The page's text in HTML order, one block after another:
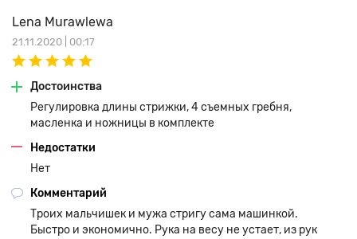
Lena Murawlewa
21.11.2020 | 00:17
Достоинства
Регулировка длины стрижки, 4 съемных гребня,
масленка и ножницы в комплекте
Недостатки
Нет
Комментарий
Троих мальчишек и мужа стригу сама машинкой.
Быстро и экономично. Рука на весу не устает, из рук